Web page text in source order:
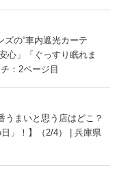
の“車内遮光カーテ
心」「ぐっすり眠れま
：2ページ目
まいと思う店はどこ？
」！】（2/4） | 兵庫県